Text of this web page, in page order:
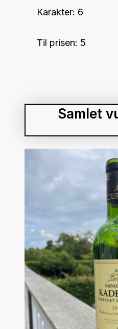
Karakter: 6
Til prisen: 5
Samlet